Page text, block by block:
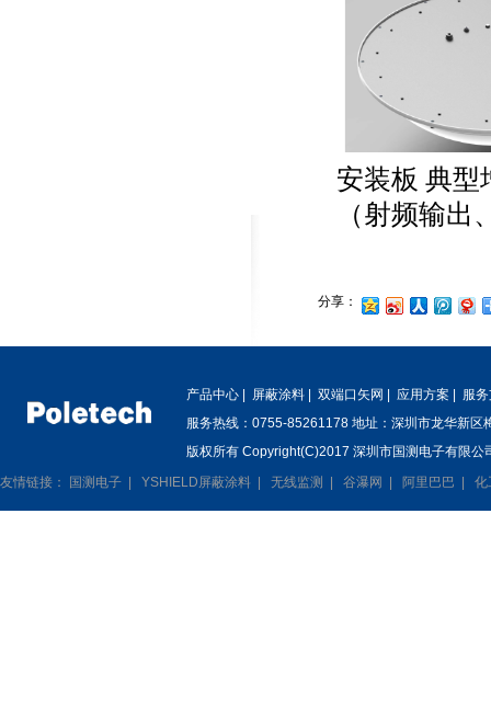
安装板 典型
（射频输
分享：
产品中心 屏蔽涂料 双端口矢网 应用方案
服
服务热线：0755-85261178 地址：深圳市龙华新区
版权所有 Copyright(C)2017 深圳市国测电子有限公
友情链接：
国测电子 YSHIELD屏蔽涂料 无线监测 谷瀑网 阿里巴巴 化